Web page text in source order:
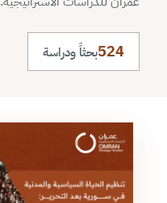
524بحثاً ودراسة